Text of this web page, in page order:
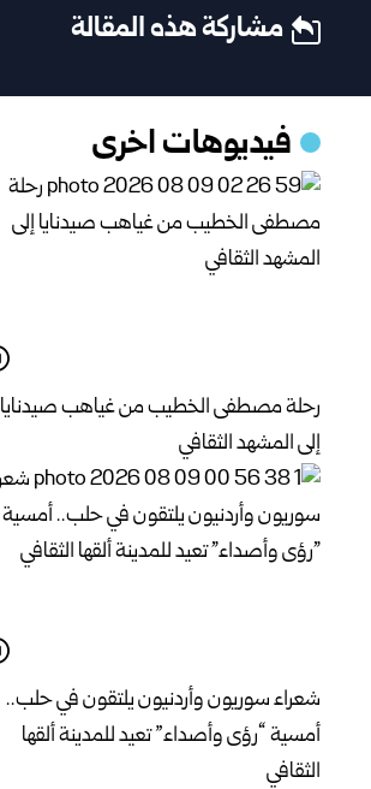
مشاركة هذه المقالة
فيديوهات اخرى
رحلة مصطفى الخطيب من غياهب صيدنايا
إلى المشهد الثقافي
شعراء سوريون وأردنيون يلتقون في حلب..
أمسية “رؤى وأصداء” تعيد للمدينة ألقها
الثقافي